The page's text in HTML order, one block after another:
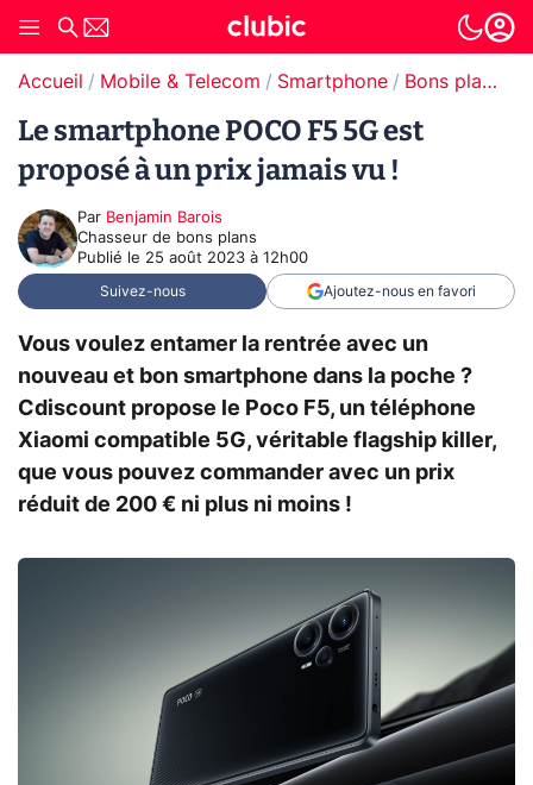
Accueil Mobile & Telecom Smartphone Bons plans Smartphones
Le smartphone POCO F5 5G est
proposé à un prix jamais vu !
Par Benjamin Barois
Chasseur de bons plans
Publié le 25 août 2023 à 12h00
Suivez-nous Ajoutez-nous en favori
Vous voulez entamer la rentrée avec un
nouveau et bon smartphone dans la poche ?
Cdiscount propose le Poco F5, un téléphone
Xiaomi compatible 5G, véritable flagship killer,
que vous pouvez commander avec un prix
réduit de 200 € ni plus ni moins !